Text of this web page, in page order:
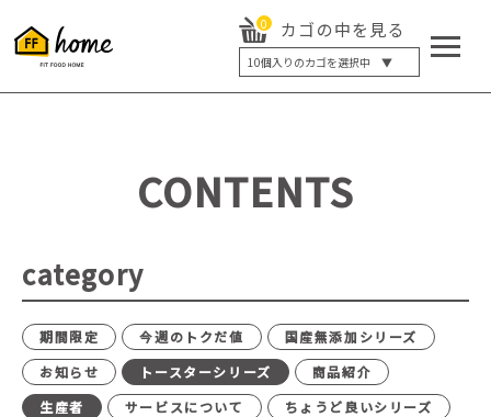
0 カゴの中を見る
10個入りのカゴを選択中 ▼
5個入り
20個入り
最大12%OFF
CONTENTS
category
期間限定 今週のトクだ値
国産無添加シリーズ
お知らせ
トースターシリーズ
商品紹介
生産者
サービスについて
ちょうど良いシリーズ